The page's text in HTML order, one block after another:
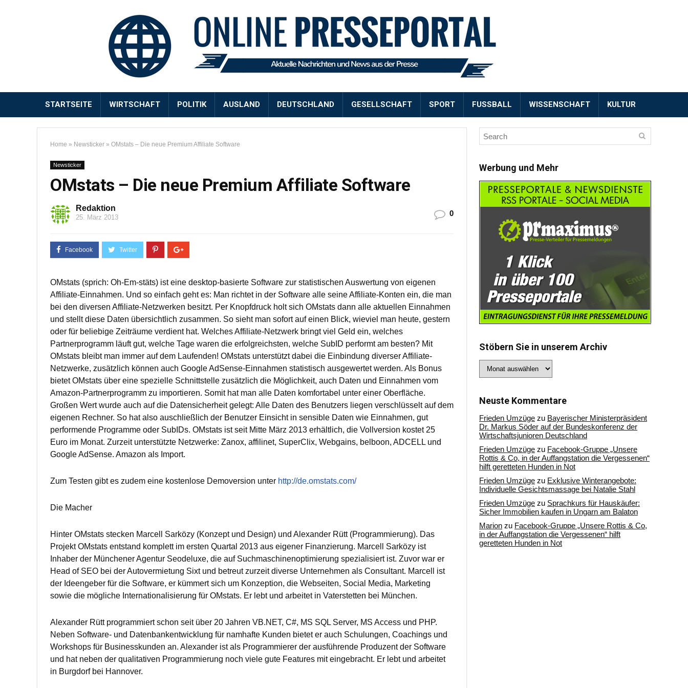
STARTSEITE WIRTSCHAFT POLITIK AUSLAND DEUTSCHLAND GESELLSCHAFT SPORT FUSSBALL WISSENSCHAFT KULTUR
Home » Newsticker » OMstats – Die neue Premium Affiliate Software
Newsticker
OMstats – Die neue Premium Affiliate Software
Redaktion
25. März 2013 0
OMstats (sprich: Oh-Em-stäts) ist eine desktop-basierte Software zur statistischen Auswertung von eigenen
Affiliate-Einnahmen. Und so einfach geht es: Man richtet in der Software alle seine Affiliate-Konten ein, die man
bei den diversen Affiliate-Netzwerken besitzt. Per Knopfdruck holt sich OMstats dann alle aktuellen Einnahmen
und stellt diese Daten übersichtlich zusammen. So sieht man sofort auf einen Blick, wieviel man heute, gestern
oder für beliebige Zeiträume verdient hat. Welches Affiliate-Netzwerk bringt viel Geld ein, welches
Partnerprogramm läuft gut, welche Tage waren die erfolgreichsten, welche SubID performt am besten? Mit
OMstats bleibt man immer auf dem Laufenden! OMstats unterstützt dabei die Einbindung diverser Affiliate-
Netzwerke, zusätzlich können auch Google AdSense-Einnahmen statistisch ausgewertet werden. Als Bonus
bietet OMstats über eine spezielle Schnittstelle zusätzlich die Möglichkeit, auch Daten und Einnahmen vom
Amazon-Partnerprogramm zu importieren. Somit hat man alle Daten komfortabel unter einer Oberfläche.
Großen Wert wurde auch auf die Datensicherheit gelegt: Alle Daten des Benutzers liegen verschlüsselt auf dem
eigenen Rechner. So hat also auschließlich der Benutzer Einsicht in sensible Daten wie Einnahmen, gut
performende Programme oder SubIDs. OMstats ist seit Mitte März 2013 erhältlich, die Vollversion kostet 25
Euro im Monat. Zurzeit unterstützte Netzwerke: Zanox, affilinet, SuperClix, Webgains, belboon, ADCELL und
Google AdSense. Amazon als Import.
Zum Testen gibt es zudem eine kostenlose Demoversion unter http://de.omstats.com/
Die Macher
Hinter OMstats stecken Marcell Sarközy (Konzept und Design) und Alexander Rütt (Programmierung). Das
Projekt OMstats entstand komplett im ersten Quartal 2013 aus eigener Finanzierung. Marcell Sarközy ist
Inhaber der Münchener Agentur Seodeluxe, die auf Suchmaschinenoptimierung spezialisiert ist. Zuvor war er
Head of SEO bei der Autovermietung Sixt und betreut zurzeit diverse Unternehmen als Consultant. Marcell ist
der Ideengeber für die Software, er kümmert sich um Konzeption, die Webseiten, Social Media, Marketing
sowie die mögliche Internationalisierung für OMstats. Er lebt und arbeitet in Vaterstetten bei München.
Alexander Rütt programmiert schon seit über 20 Jahren VB.NET, C#, MS SQL Server, MS Access und PHP.
Neben Software- und Datenbankentwicklung für namhafte Kunden bietet er auch Schulungen, Coachings und
Workshops für Businesskunden an. Alexander ist als Programmierer der ausführende Produzent der Software
und hat neben der qualitativen Programmierung noch viele gute Features mit eingebracht. Er lebt und arbeitet
in Burgdorf bei Hannover.
Werbung und Mehr
Stöbern Sie in unserem Archiv
Sie
Archiv
Neuste Kommentare
Frieden Umzüge zu Bayerischer Ministerpräsident
Dr. Markus Söder auf der Bundeskonferenz der
Wirtschaftsjunioren Deutschland
Frieden Umzüge zu Facebook-Gruppe „Unsere
Rottis & Co, in der Auffangstation die Vergessenen“
hilft geretteten Hunden in Not
Frieden Umzüge zu Exklusive Winterangebote:
Individuelle Gesichtsmassage bei Natalie Stahl
Frieden Umzüge zu Sprachkurs für Hauskäufer:
Sicher Immobilien kaufen in Ungarn am Balaton
Marion zu Facebook-Gruppe „Unsere Rottis & Co,
in der Auffangstation die Vergessenen“ hilft
geretteten Hunden in Not